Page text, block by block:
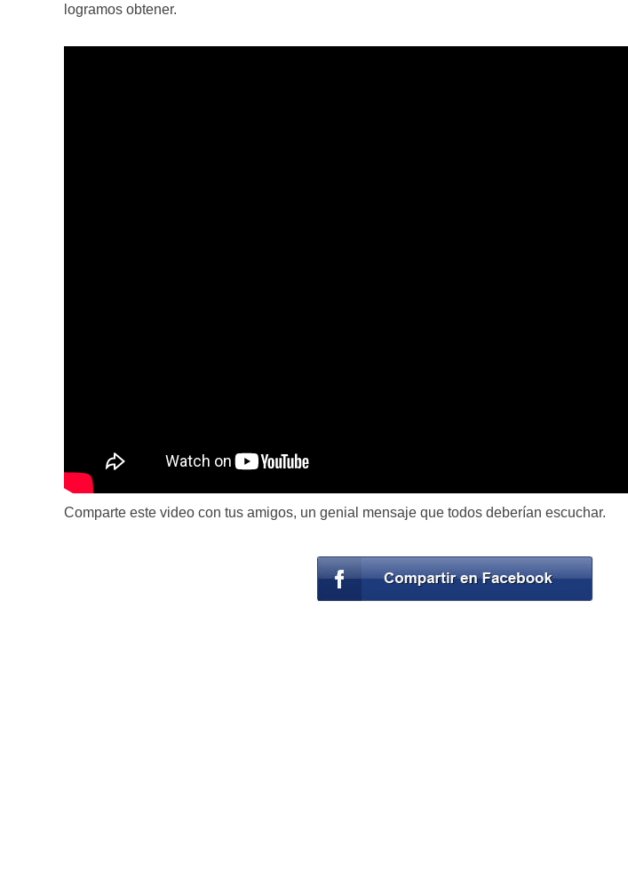
logramos obtener.
Comparte este video con tus amigos, un genial mensaje que todos deberían escuchar.